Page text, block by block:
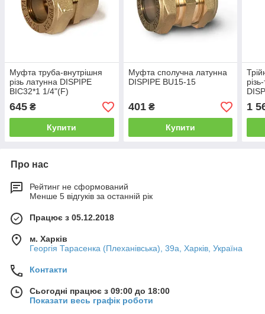
Муфта труба-внутрішня
різь латунна DISPIPE
BIC32*1 1/4"(F)
645 ₴
Купити
Муфта сполучна латунна
DISPIPE BU15-15
401₴
Купити
(F)
1
Про нас
Рейтинг не сформований
Менше 5 відгуків за останній рік
Працює з 05.12.2018
м. Харків
Георгія Тарасенка (Плеханівська), 39а, Харків, Україна
Контакти
Сьогодні працює з 09:00 до 18:00
Показати весь графік роботи